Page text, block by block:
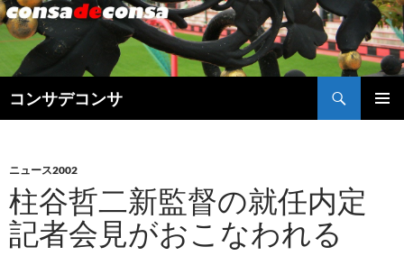
コンサデコンサ
索
ン
ツ
へ
ス
キ
ニュース2002
柱谷哲二新監督の就任内定
記者会見がおこなわれる